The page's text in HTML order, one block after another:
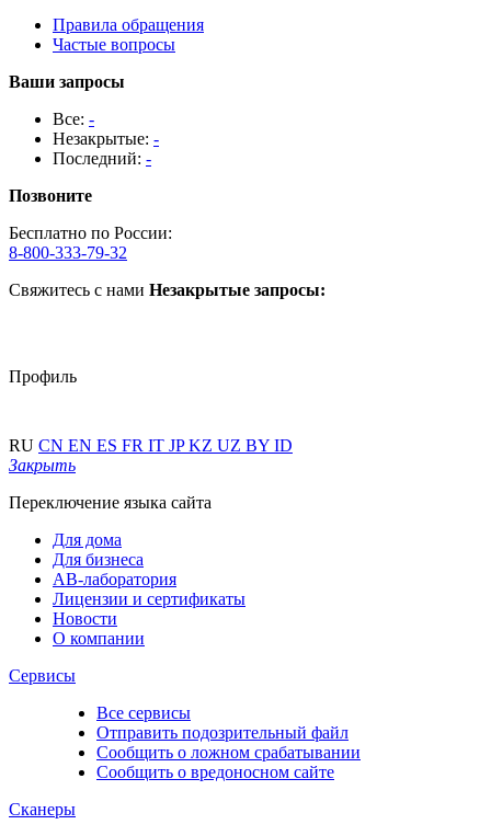
Правила обращения
Частые вопросы
Ваши запросы
Все: -
Незакрытые: -
Последний: -
Позвоните
Бесплатно по России:
8-800-333-79-32
Свяжитесь с нами Незакрытые запросы:
Профиль
RU CN EN ES FR IT JPKZ UZ BY ID
Закрыть
Переключение языка сайта
Для дома
Для бизнеса
АВ-лаборатория
Лицензии и сертификаты
Новости
О компании
Сервисы
Все сервисы
Отправить подозрительный файл
Сообщить о ложном срабатывании
Сообщить о вредоносном сайте
Сканеры